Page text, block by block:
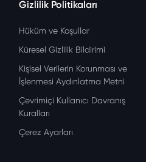
Gizlilik Politikaları
Hüküm ve Koşullar
Küresel Gizlilik Bildirimi
Kişisel Verilerin Korunması ve
İşlenmesi Aydınlatma Metni
Çevrimiçi Kullanıcı Davranış
Kuralları
Çerez Ayarları